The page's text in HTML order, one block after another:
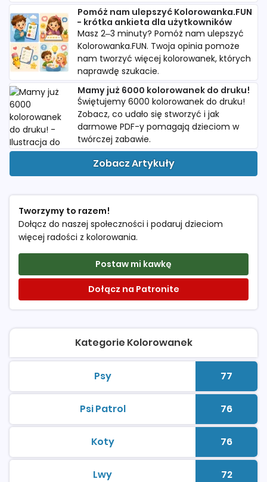
Pomóż nam ulepszyć Kolorowanka.FUN
- krótka ankieta dla użytkowników
Masz 2–3 minuty? Pomóż nam ulepszyć
Kolorowanka.FUN. Twoja opinia pomoże
nam tworzyć więcej kolorowanek, których
naprawdę szukacie.
Mamy już 6000 kolorowanek do druku!
Świętujemy 6000 kolorowanek do druku!
Zobacz, co udało się stworzyć i jak
darmowe PDF-y pomagają dzieciom w
twórczej zabawie.
Zobacz Artykuły
Tworzymy to razem!
Dołącz do naszej społeczności i podaruj dzieciom
więcej radości z kolorowania.
Postaw mi kawkę
Dołącz na Patronite
Kategorie Kolorowanek
Psy
kolorowanki do druku Liczba
77
Psi Patrolkolorowanki do druku Liczba
76
Koty
kolorowanki do druku Liczba
76
Lwy 72